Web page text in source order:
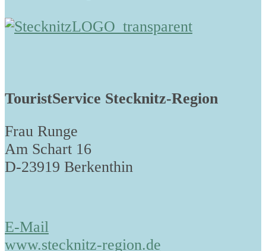
TouristService Stecknitz-Region
Frau Runge
Am Schart 16
D-23919 Berkenthin
E-Mail
www.stecknitz-region.de